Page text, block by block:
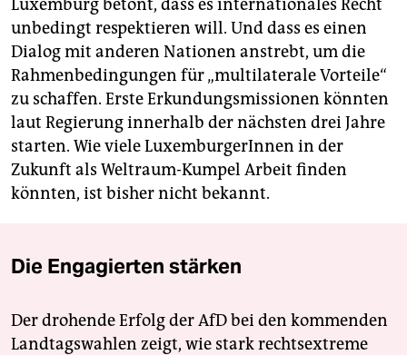
Luxemburg betont, dass es internationales Recht
unbedingt respektieren will. Und dass es einen
Dialog mit anderen Nationen anstrebt, um die
Rahmenbedingungen für „multilaterale Vorteile“
zu schaffen. Erste Erkundungsmissionen könnten
laut Regierung innerhalb der nächsten drei Jahre
starten. Wie viele LuxemburgerInnen in der
Zukunft als Weltraum-Kumpel Arbeit finden
könnten, ist bisher nicht bekannt.
Die Engagierten stärken
Der drohende Erfolg der AfD bei den kommenden
Landtagswahlen zeigt, wie stark rechtsextreme